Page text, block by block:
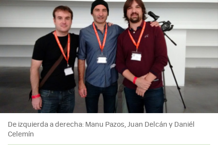
De izquierda a derecha: Manu Pazos, Juan Delcán y Daniél
Celemín